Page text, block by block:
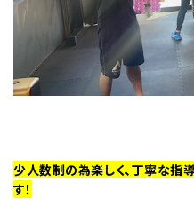
少人数制の為楽しく、丁寧な指
す！